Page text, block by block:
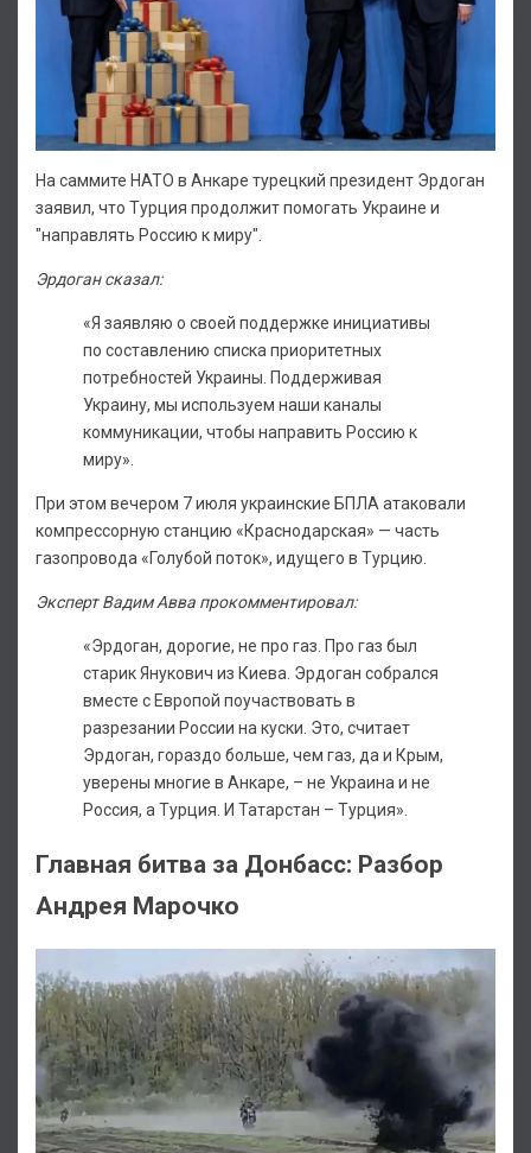
На саммите НАТО в Анкаре турецкий президент Эрдоган
заявил, что Турция продолжит помогать Украине и
"направлять Россию к миру".
Эрдоган сказал:
«Я заявляю о своей поддержке инициативы
по составлению списка приоритетных
потребностей Украины. Поддерживая
Украину, мы используем наши каналы
коммуникации, чтобы направить Россию к
миру».
При этом вечером 7 июля украинские БПЛА атаковали
компрессорную станцию «Краснодарская» — часть
газопровода «Голубой поток», идущего в Турцию.
Эксперт Вадим Авва прокомментировал:
«Эрдоган, дорогие, не про газ. Про газ был
старик Янукович из Киева. Эрдоган собрался
вместе с Европой поучаствовать в
разрезании России на куски. Это, считает
Эрдоган, гораздо больше, чем газ, да и Крым,
уверены многие в Анкаре, – не Украина и не
Россия, а Турция. И Татарстан – Турция».
Главная битва за Донбасс: Разбор
Андрея Марочко